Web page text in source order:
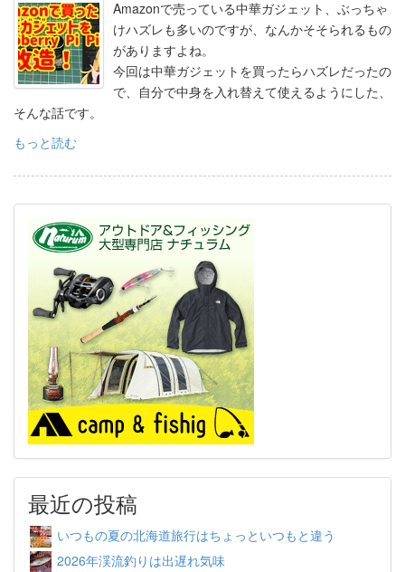
Amazonで売っている中華ガジェット、ぶっちゃ
けハズレも多いのですが、なんかそそられるもの
がありますよね。
今回は中華ガジェットを買ったらハズレだったの
で、自分で中身を入れ替えて使えるようにした、
そんな話です。
もっと読む
最近の投稿
いつもの夏の北海道旅行はちょっといつもと違う
2026年渓流釣りは出遅れ気味